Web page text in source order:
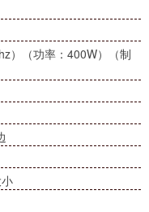
）（功率：400W）（制